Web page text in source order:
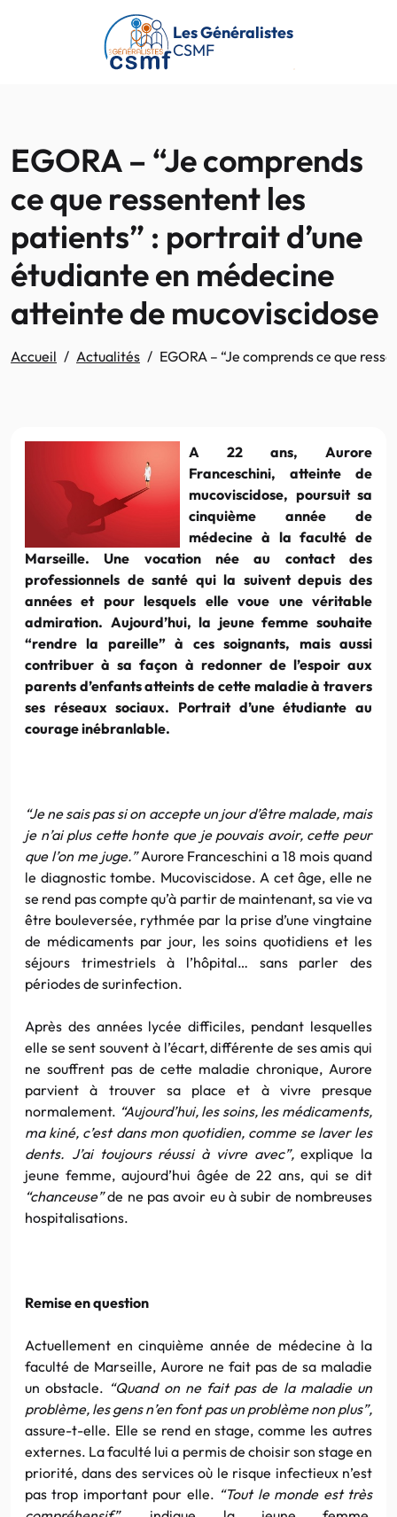
Passer au contenu principal
Les Généralistes
CSMF
EGORA – “Je comprends
ce que ressentent les
patients” : portrait d’une
étudiante en médecine
atteinte de mucoviscidose
Accueil Actualités EGORA – “Je comprends ce que
A 22 ans, Aurore
Franceschini, atteinte de
mucoviscidose, poursuit sa
cinquième année de
médecine à la faculté de
Marseille. Une vocation née au contact des
professionnels de santé qui la suivent depuis des
années et pour lesquels elle voue une véritable
admiration. Aujourd’hui, la jeune femme souhaite
“rendre la pareille” à ces soignants, mais aussi
contribuer à sa façon à redonner de l’espoir aux
parents d’enfants atteints de cette maladie à travers
ses réseaux sociaux. Portrait d’une étudiante au
courage inébranlable.
“Je ne sais pas si on accepte un jour d’être malade, mais
je n’ai plus cette honte que je pouvais avoir, cette peur
que l’on me juge.”Aurore Franceschini a 18 mois quand
le diagnostic tombe. Mucoviscidose. A cet âge, elle ne
se rend pas compte qu’à partir de maintenant, sa vie va
être bouleversée, rythmée par la prise d’une vingtaine
de médicaments par jour, les soins quotidiens et les
séjours trimestriels à l’hôpital… sans parler des
périodes de surinfection.
Après des années lycée difficiles, pendant lesquelles
elle se sent souvent à l’écart, différente de ses amis qui
ne souffrent pas de cette maladie chronique, Aurore
parvient à trouver sa place et à vivre presque
normalement. “Aujourd’hui, les soins, les médicaments,
ma kiné, c’est dans mon quotidien, comme se laver les
dents. J’ai toujours réussi à vivre avec”,explique la
jeune femme, aujourd’hui âgée de 22 ans, qui se dit
“chanceuse”de ne pas avoir eu à subir de nombreuses
hospitalisations.
Remise en question
Actuellement en cinquième année de médecine à la
faculté de Marseille, Aurore ne fait pas de sa maladie
un obstacle. “Quand on ne fait pas de la maladie un
problème, les gens n’en font pas un problème non plus”,
assure-t-elle. Elle se rend en stage, comme les autres
externes. La faculté lui a permis de choisir son stage en
priorité, dans des services où le risque infectieux n’est
pas trop important pour elle. “Tout le monde est très